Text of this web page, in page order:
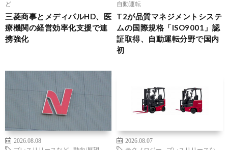
ど
三菱商事とメディパルHD、医
療機関の経営効率化支援で連
携強化
自動運転
T2が品質マネジメントシステ
ムの国際規格「ISO9001」認
証取得、自動運転分野で国内
初
2026.08.08
2026.08.07